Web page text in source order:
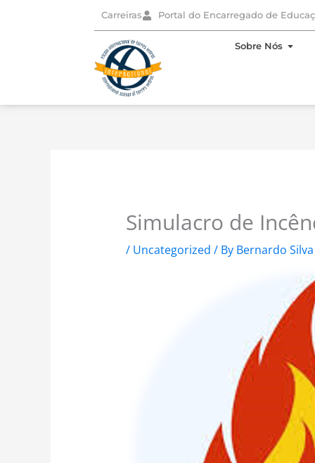
Carreiras Portal do Encarregado de
Sobre Nós
Simulacro de
/ Uncategorized / By Bernardo Silva